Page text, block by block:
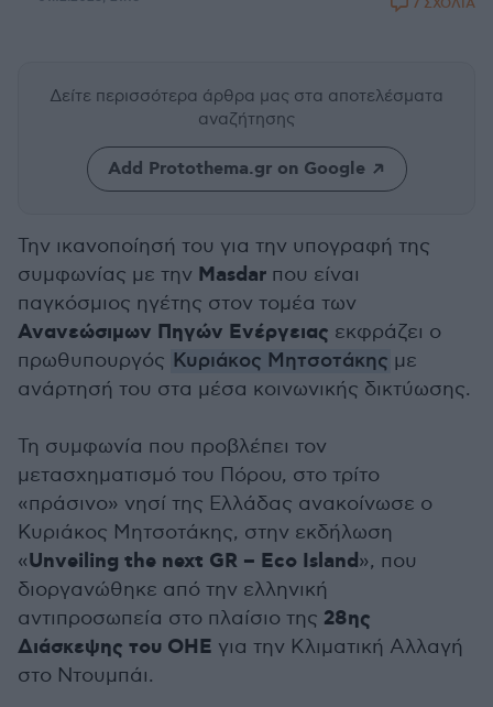
7 ΣΧΟΛΙΑ
Δείτε περισσότερα άρθρα μας στα αποτελέσματα
αναζήτησης
Add Protothema.gr on Google
Την ικανοποίησή του για την υπογραφή της
συμφωνίας με την Masdar που είναι
παγκόσμιος ηγέτης στον τομέα των
Ανανεώσιμων Πηγών Ενέργειας εκφράζει ο
πρωθυπουργός Κυριάκος Μητσοτάκης με
ανάρτησή του στα μέσα κοινωνικής δικτύωσης.
Τη συμφωνία που προβλέπει τον
μετασχηματισμό του Πόρου, στο τρίτο
«πράσινο» νησί της Ελλάδας ανακοίνωσε ο
Κυριάκος Μητσοτάκης, στην εκδήλωση
«Unveiling the next GR – Eco Island», που
διοργανώθηκε από την ελληνική
αντιπροσωπεία στο πλαίσιο της 28ης
Διάσκεψης του ΟΗΕ για την Κλιματική Αλλαγή
στο Ντουμπάι.